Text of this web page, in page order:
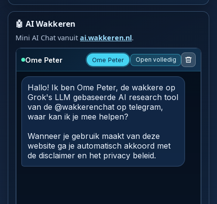
🤖 AI Wakkeren
Mini AI Chat vanuitai.wakkeren.nl.